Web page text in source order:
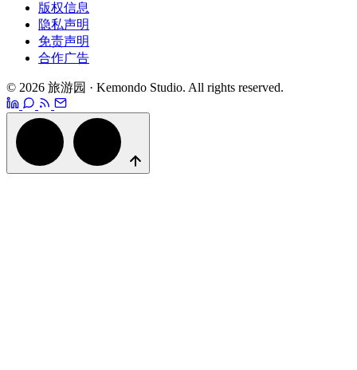
版权信息
隐私声明
免责声明
合作广告
© 2026 旅游园 · Kemondo Studio. All rights reserved.